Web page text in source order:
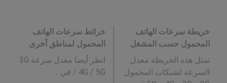
خريطة سرعات الهاتف
المحمول حسب المشغل
تمثل هذه الخريطة معدل
السرعة لشبكات المحمول
خرائط سرعات الهاتف
المحمول لمناطق أخرى
انظر أيضا معدل سرعة 3G
/ 4G / 5G في
: